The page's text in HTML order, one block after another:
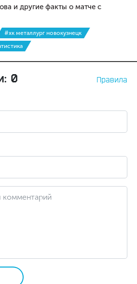
и другие факты о матче с
#хк металлург новокузнецк
0 Правила